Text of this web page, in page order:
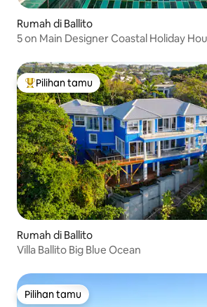
Rumah di Ballito
5 on Main Designer Coastal Holiday
Pilihan tamu terpopuler
Pilihan tamu
Rumah di Ballito
Villa Ballito Big Blue Ocean
Pilihan tamu
Pilihan tamu